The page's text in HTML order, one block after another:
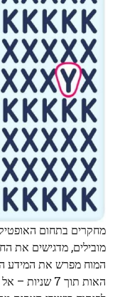
מחקרים בתחום
מובילים, מדגישים את
המוח מפרש את המידע
האות תוך 7